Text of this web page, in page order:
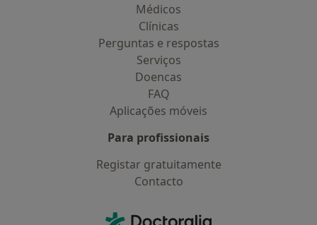
Médicos
Clínicas
Perguntas e respostas
Serviços
Doencas
FAQ
Aplicações móveis
Para profissionais
Registar gratuitamente
Contacto
Doctoralia - Homepage